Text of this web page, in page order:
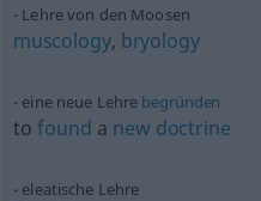
Lehre von den Moosen
muscology, bryology
eine neue Lehre begründen
tofound a new doctrine
eleatische Lehre